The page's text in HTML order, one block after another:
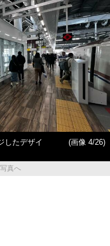
したデザイ
(画像 4/26)
真へ